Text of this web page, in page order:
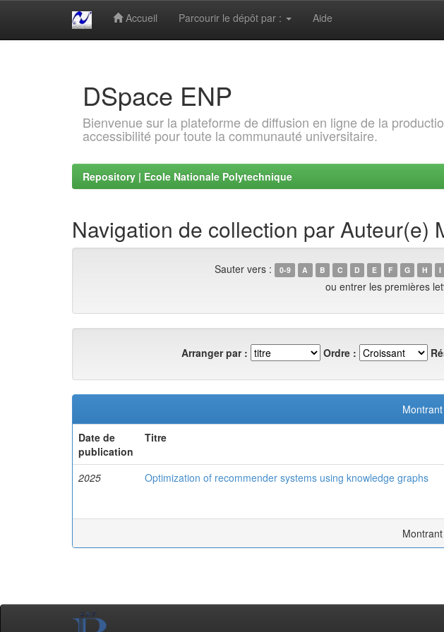
Accueil Parcourir le dépôt par : Aide
DSpace ENP
Bienvenue sur la plateforme de diffusion en ligne de la
accessibilité pour toute la communauté universitaire.
Repository | Ecole Nationale Polytechnique
Navigation de collection par Auteur(e)
Sauter vers : 0-9 A B C D E F G H I
ou entrer les premières
Arranger par : Ordre :
Date de
publication
Titre
2025 Optimization of recommender systems using knowledge graphs